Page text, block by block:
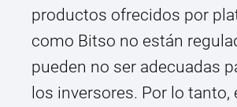
productos ofrecidos por
como Bitso no están
pueden no ser adecuadas
los inversores. Por lo tanto,